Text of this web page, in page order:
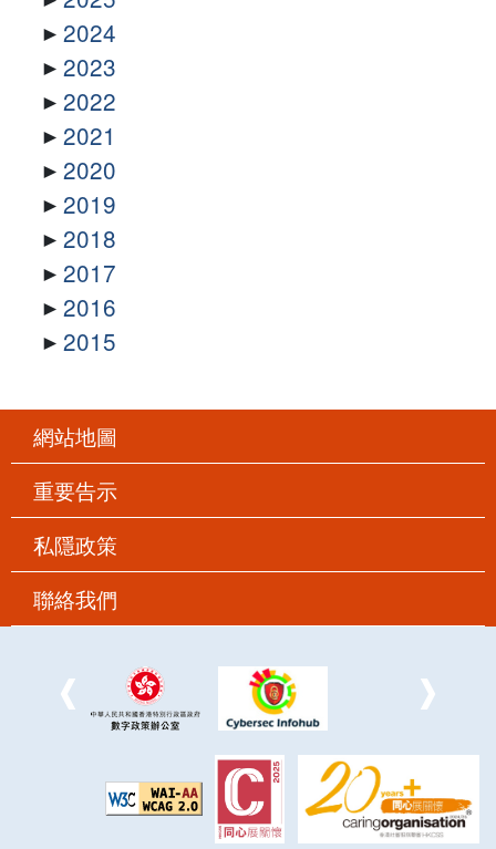
2024
2023
2022
2021
2020
2019
2018
2017
2016
2015
網站地圖
重要告示
私隱政策
聯絡我們